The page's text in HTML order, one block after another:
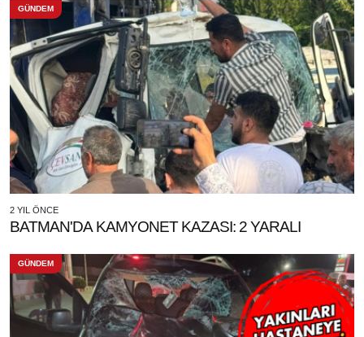
GÜNDEM
2 YIL ÖNCE
BATMAN'DA KAMYONET KAZASI: 2 YARALI
GÜNDEM